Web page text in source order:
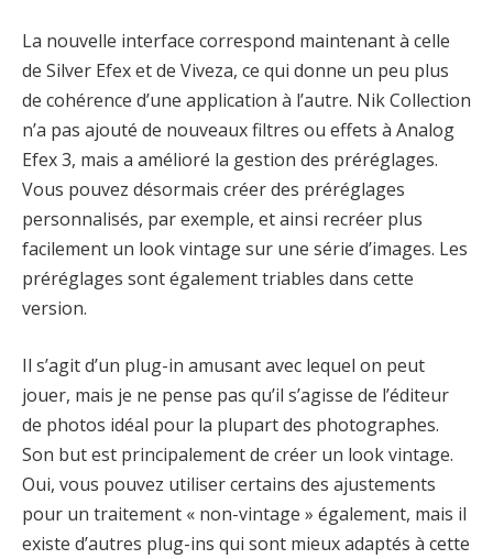
La nouvelle interface correspond maintenant à celle
de Silver Efex et de Viveza, ce qui donne un peu plus
de cohérence d’une application à l’autre. Nik Collection
n’a pas ajouté de nouveaux filtres ou effets à Analog
Efex 3, mais a amélioré la gestion des préréglages.
Vous pouvez désormais créer des préréglages
personnalisés, par exemple, et ainsi recréer plus
facilement un look vintage sur une série d’images. Les
préréglages sont également triables dans cette
version.
Il s’agit d’un plug-in amusant avec lequel on peut
jouer, mais je ne pense pas qu’il s’agisse de l’éditeur
de photos idéal pour la plupart des photographes.
Son but est principalement de créer un look vintage.
Oui, vous pouvez utiliser certains des ajustements
pour un traitement « non-vintage » également, mais il
existe d’autres plug-ins qui sont mieux adaptés à cette